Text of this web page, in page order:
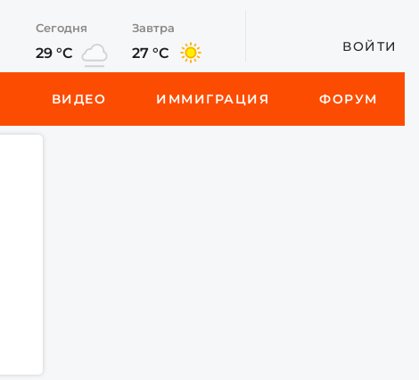
Сегодня
29 °C
Завтра
27 °C ВОЙТИ
ВИДЕО ИММИГРАЦИЯ ФОРУМ